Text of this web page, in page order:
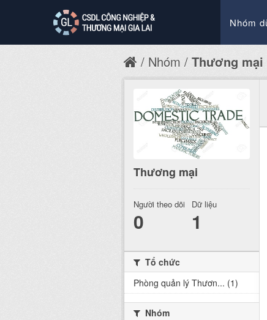
Nhóm
Nhóm Thương mại
Thương mại
Người theo dõi
0
Dữ liệu
1
Tổ chức
Phòng quản lý Thươn... (1)
Nhóm